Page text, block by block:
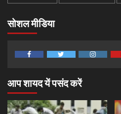
सोशल मीडिया
आप शायद यें पसंद करें